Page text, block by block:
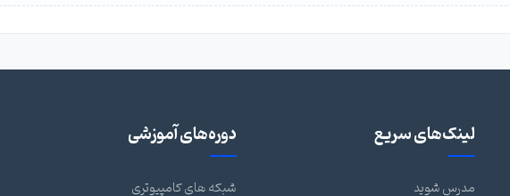
لینک‌های سریع
مدرس شوید
دوره‌های آموزشی
شبکه های کامپیوتری